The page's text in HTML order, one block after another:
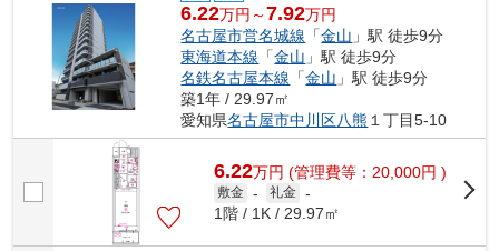
6.22万円～7.92万円
名古屋市営名城線 「金山 」駅 徒歩9分
東海道本線 「金山 」駅 徒歩9分
名鉄名古屋本線 「金山 」駅 徒歩9分
築1年 / 29.97㎡
愛知県名古屋市中川区八熊 １丁目5-10
6.22万円 (管理費等：20,000円 )
敷金 - 礼金 -
1階 / 1K / 29.97㎡